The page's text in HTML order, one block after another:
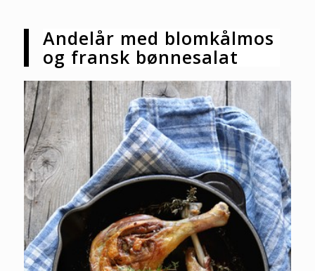
Andelår med blomkålmos
og fransk bønnesalat